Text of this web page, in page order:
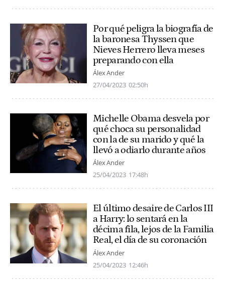
Por qué peligra la biografía de
la baronesa Thyssen que
Nieves Herrero lleva meses
preparando con ella
Álex Ander
27/04/2023 02:50h
Michelle Obama desvela por
qué choca su personalidad
con la de su marido y qué la
llevó a odiarlo durante años
Álex Ander
25/04/2023 17:48h
El último desaire de Carlos III
a Harry: lo sentará en la
décima fila, lejos de la Familia
Real, el día de su coronación
Álex Ander
25/04/2023 12:46h